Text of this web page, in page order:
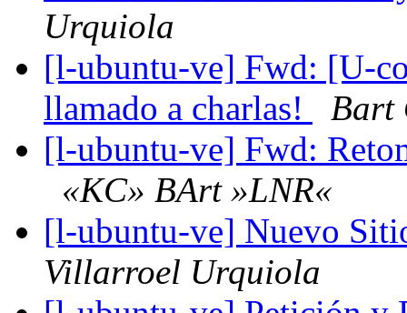
Urquiola
[l-ubuntu-ve] Fwd: [U-
llamado a charlas!
Bart
[l-ubuntu-ve] Fwd:
«KC» BArt »LNR«
[l-ubuntu-ve] Nuevo
Villarroel Urquiola